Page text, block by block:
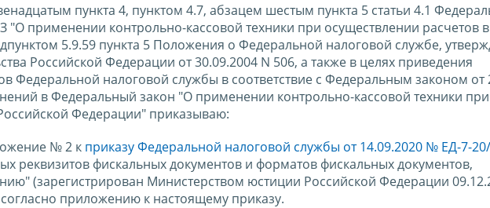
пункта 4, пунктом 4.7, абзацем шестым пункта 5 статьи 4.1
"О применении контрольно-кассовой техники при осуществлении расчетов в
5.9.59 пункта 5 Положения о Федеральной налоговой службе,
Российской Федерации от 30.09.2004 N 506, а также в целях приведения
Федеральной налоговой службы в соответствие с Федеральным законом от
в Федеральный закон "О применении контрольно-кассовой техники при
Федерации" приказываю:
№ 2 к приказу Федеральной налоговой службы от 14.09.2020 № ЕД-7-
реквизитов фискальных документов и форматов фискальных документов,
(зарегистрирован Министерством юстиции Российской Федерации
приложению к настоящему приказу.